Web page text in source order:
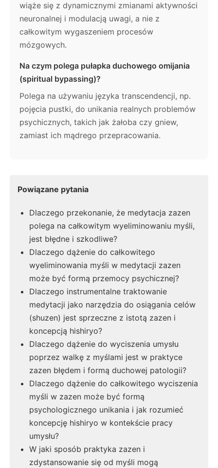
wiąże się z dynamicznymi zmianami aktywności
neuronalnej i modulacją uwagi, a nie z
całkowitym wygaszeniem procesów
mózgowych.
Na czym polega pułapka duchowego omijania
(spiritual bypassing)?
Polega na używaniu języka transcendencji, np.
pojęcia pustki, do unikania realnych problemów
psychicznych, takich jak żałoba czy gniew,
zamiast ich mądrego przepracowania.
Powiązane pytania
Dlaczego przekonanie, że medytacja zazen
polega na całkowitym wyeliminowaniu myśli,
jest błędne i szkodliwe?
Dlaczego dążenie do całkowitego
wyeliminowania myśli w medytacji zazen
może być formą przemocy psychicznej?
Dlaczego instrumentalne traktowanie
medytacji jako narzędzia do osiągania celów
(shuzen) jest sprzeczne z istotą zazen i
koncepcją hishiryo?
Dlaczego dążenie do wyciszenia umysłu
poprzez walkę z myślami jest w praktyce
zazen błędem i formą duchowej patologii?
Dlaczego dążenie do całkowitego wyciszenia
myśli w zazen może być formą
psychologicznego unikania i jak rozumieć
koncepcję hishiryo w kontekście pracy
umysłu?
W jaki sposób praktyka zazen i
zdystansowanie się od myśli mogą